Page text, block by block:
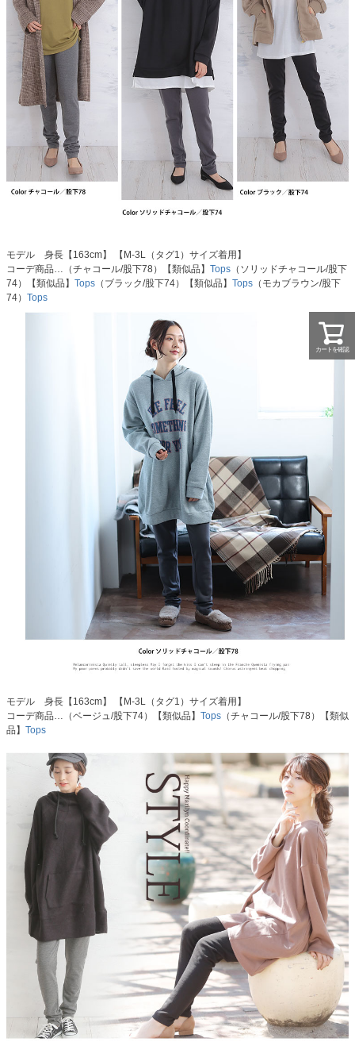
モデル 身長【163cm】 【M-3L（タグ1）サイズ着用】
コーデ商品…（チャコール/股下78）【類似品】 Tops （ソリッドチャコール/股下
74）【類似品】 Tops （ブラック/股下74）【類似品】 Tops （モカブラウン/股下
74） Tops
モデル 身長【163cm】 【M-3L（タグ1）サイズ着用】
コーデ商品…（ベージュ/股下74）【類似品】 Tops （チャコール/股下78）【類似
品】 Tops
カートを確認